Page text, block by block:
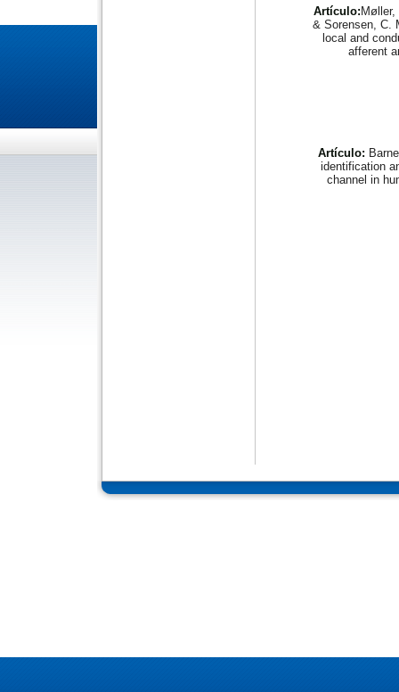
Artículo:
& Sorensen, C.
local and
afferent
Artículo:
identification
channel in